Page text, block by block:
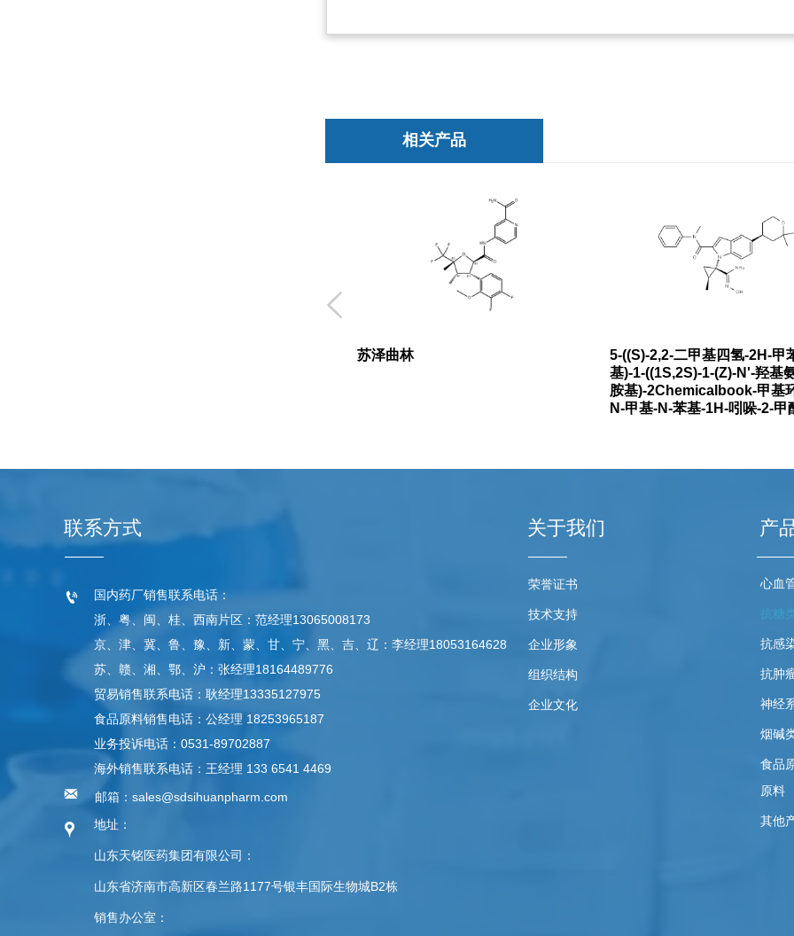
联系方式
国内药厂销售联系电话：
浙、粤、闽、桂、西南片区：范经理13065008173
京、津、冀、鲁、豫、新、蒙、甘、宁、黑、吉、辽：李经理18053164628
苏、赣、湘、鄂、沪：张经理18164489776
贸易销售联系电话：耿经理13335127975
食品原料销售电话：公经理 18253965187
业务投诉电话：0531-89702887
海外销售联系电话：王经理 133 6541 4469
地址：
山东天铭医药集团有限公司：
山东省济南市高新区春兰路1177号银丰国际生物城B2栋
销售办公室：



邮箱：sales@sdsihuanpharm.com
关于我们
荣誉证书
技术支持
企业形象
组织结构
企业文化
产
心血
抗糖
抗感
抗肿
神经
烟碱
食品
原料
其他
相关产品

苏泽曲林
5-((S)-2,2-二甲基四氢-2H-甲
基)-1-((1S,2S)-1-(Z)-N'-羟基
胺基)-2Chemicalbook-甲基
N-甲基-N-苯基-1H-吲哚-2-甲